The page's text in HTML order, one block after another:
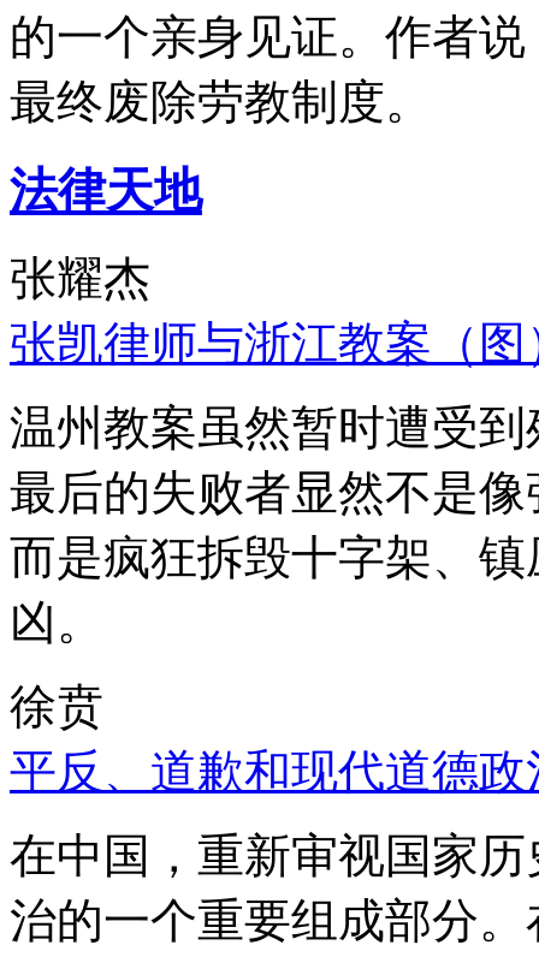
的一个亲身见证。作者
最终废除劳教制度。
法律天地
张耀杰
张凯律师与浙江教案（图
温州教案虽然暂时遭受
最后的失败者显然不是
而是疯狂拆毁十字架、
凶。
徐贲
平反、道歉和现代道德政
在中国，重新审视国家
治的一个重要组成部分